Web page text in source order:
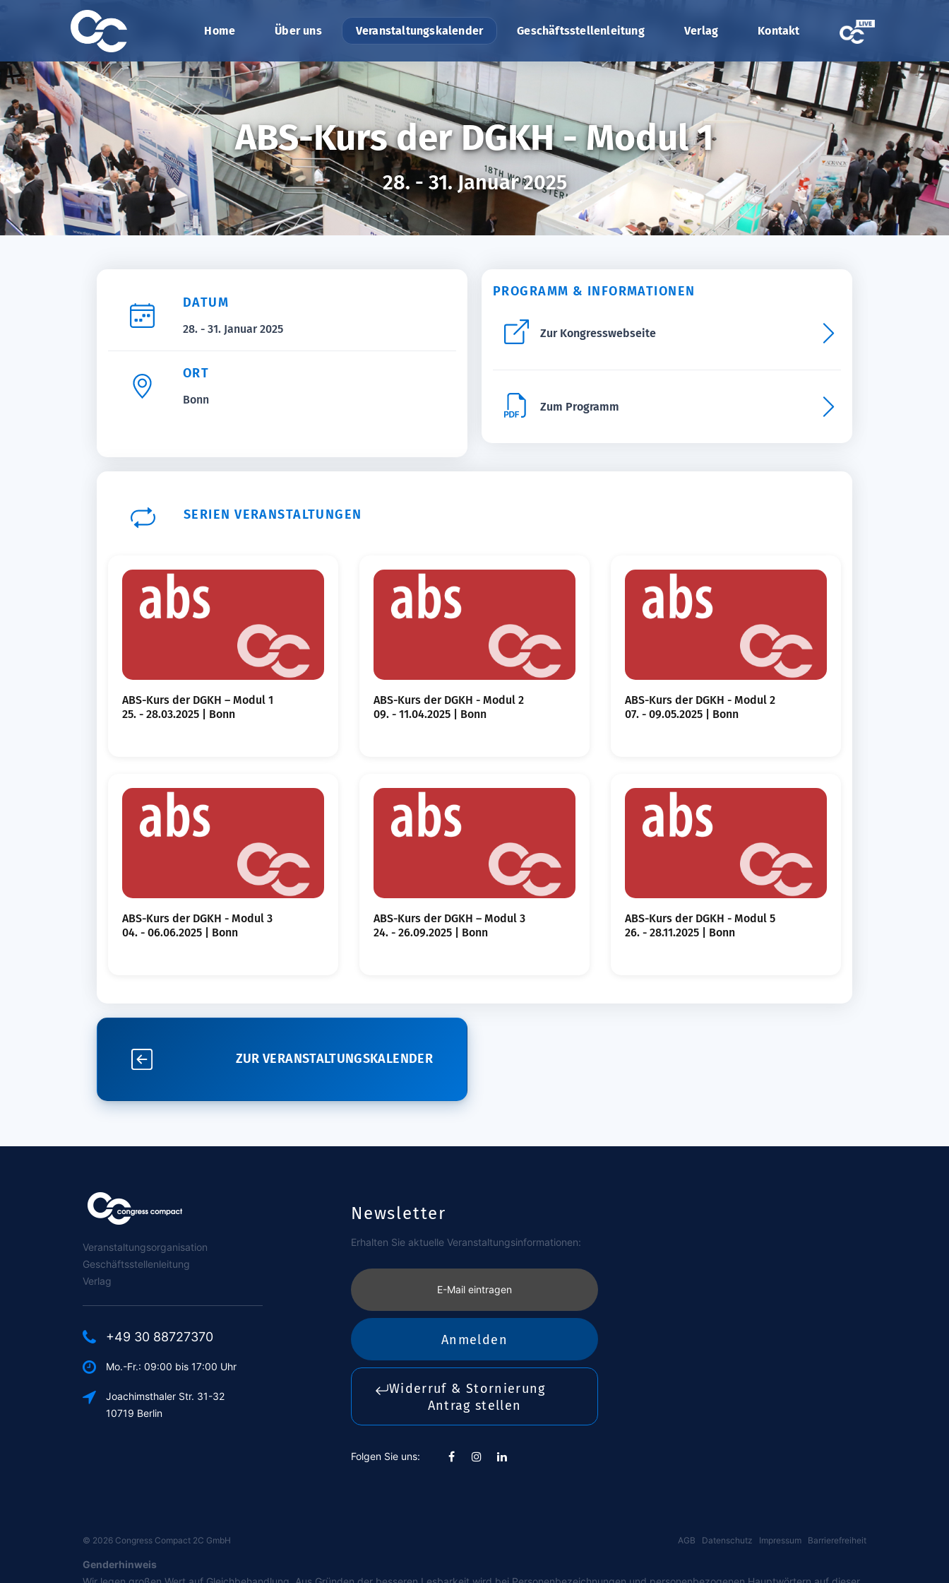
Home Über uns Veranstaltungskalender Geschäftsstellenleitung Verlag Kontakt
ABS-Kurs der DGKH - Modul 1
28. - 31. Januar 2025
DATUM
28. - 31. Januar 2025
ORT
Bonn
PROGRAMM & INFORMATIONEN
Zur Kongresswebseite
Zum Programm
SERIEN VERANSTALTUNGEN
ABS-Kurs der DGKH – Modul 1
25. - 28.03.2025 | Bonn
ABS-Kurs der DGKH - Modul 2
09. - 11.04.2025 | Bonn
ABS-Kurs der DGKH - Modul 2
07. - 09.05.2025 | Bonn
ABS-Kurs der DGKH - Modul 3
04. - 06.06.2025 | Bonn
ABS-Kurs der DGKH – Modul 3
24. - 26.09.2025 | Bonn
ABS-Kurs der DGKH - Modul 5
26. - 28.11.2025 | Bonn
ZUR VERANSTALTUNGSKALENDER
Veranstaltungsorganisation
Geschäftsstellenleitung
Verlag
+49 30 88727370
Mo.-Fr.: 09:00 bis 17:00 Uhr
Joachimsthaler Str. 31-32
10719 Berlin
Newsletter
Erhalten Sie aktuelle Veranstaltungsinformationen:
E-Mail eintragen
Anmelden
Widerruf & Stornierung
Antrag stellen
Folgen Sie uns:
© 2026 Congress Compact 2C GmbH AGB Datenschutz Impressum Barrierefreiheit
Genderhinweis